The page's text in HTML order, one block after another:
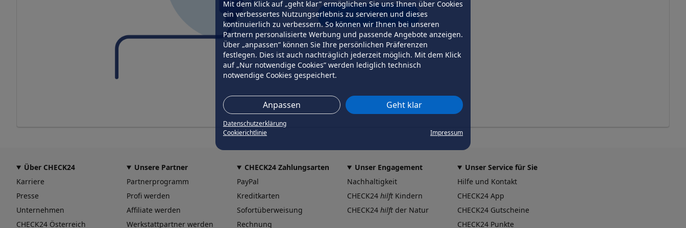
Mit dem Klick auf „geht klar” ermöglichen Sie uns Ihnen über Cookies
ein verbessertes Nutzungserlebnis zu servieren und dieses
kontinuierlich zu verbessern. So können wir Ihnen bei unseren
Partnern personalisierte Werbung und passende Angebote anzeigen.
Über „anpassen” können Sie Ihre persönlichen Präferenzen
festlegen. Dies ist auch nachträglich jederzeit möglich. Mit dem Klick
auf „Nur notwendige Cookies” werden lediglich technisch
notwendige Cookies gespeichert.
Anpassen Geht klar
Datenschutzerklärung
Cookierichtlinie
Impressum
erneut versuchen
Über CHECK24
Karriere
Presse
Unternehmen
CHECK24 Österreich
Unsere Partner
Partnerprogramm
Profi werden
Affiliate werden
Werkstattpartner werden
CHECK24 Zahlungsarten
PayPal
Kreditkarten
Sofortüberweisung
Rechnung
Unser Engagement
Nachhaltigkeit
CHECK24 hilft Kindern
CHECK24 hilft der Natur
Unser Service für Sie
Hilfe und Kontakt
CHECK24 App
CHECK24 Gutscheine
CHECK24 Punkte